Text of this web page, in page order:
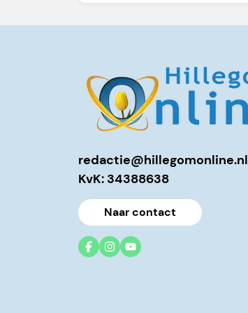
redactie@hillegomonline.nl
KvK: 34388638
Naar contact